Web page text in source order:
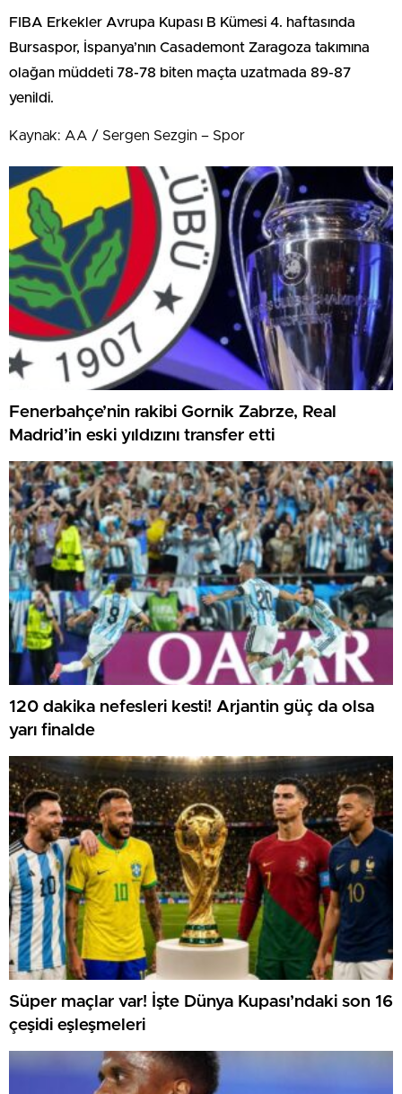
FIBA Erkekler Avrupa Kupası B Kümesi 4. haftasında
Bursaspor, İspanya’nın Casademont Zaragoza takımına
olağan müddeti 78-78 biten maçta uzatmada 89-87
yenildi.
Kaynak: AA / Sergen Sezgin – Spor
Fenerbahçe’nin rakibi Gornik Zabrze, Real
Madrid’in eski yıldızını transfer etti
120 dakika nefesleri kesti! Arjantin güç da olsa
yarı finalde
Süper maçlar var! İşte Dünya Kupası’ndaki son 16
çeşidi eşleşmeleri